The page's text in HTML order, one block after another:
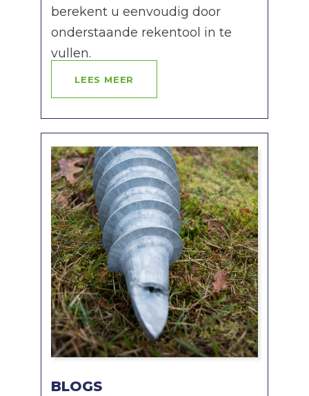
berekent u eenvoudig door
onderstaande rekentool in te
vullen.
LEES MEER
BLOGS